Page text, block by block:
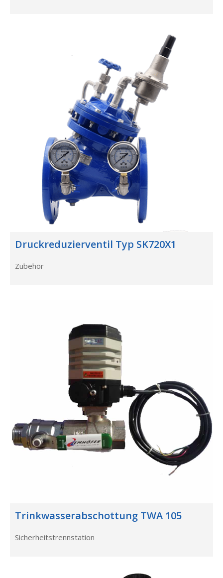
Druckreduzierventil Typ SK720X1
Zubehör
Trinkwasserabschottung TWA 105
Sicherheitstrennstation